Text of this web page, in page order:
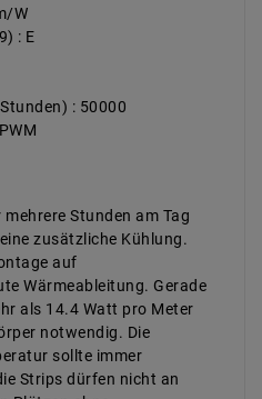
W
: E
: 50000
Stunden am Tag
zusätzliche Kühlung.
auf
Wärmeableitung. Gerade
als 14.4 Watt pro Meter
notwendig. Die
sollte immer
Strips dürfen nicht an